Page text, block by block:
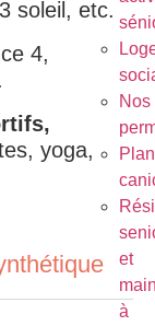
Nos
Plan
et
à
soleil, etc.
4,
yoga,